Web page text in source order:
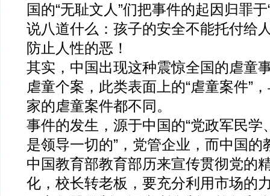
国的“无耻文人”们把事件的起因归罪
说八道什么：孩子的安全不能托付给
防止人性的恶！
其实，中国出现这种震惊全国的虐童
虐童个案，此类表面上的“虐童案件”
家的虐童案件都不同。
事件的发生，源于中国的“党政军民学
是领导一切的”，党管企业，而中国的
中国教育部教育部历来宣传贯彻党的
化，校长转老板，要充分利用市场的